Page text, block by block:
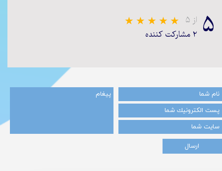
۵ از ۵
۲ مشارکت کننده
ارسال